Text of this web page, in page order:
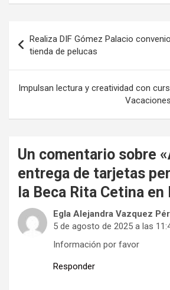
de
entradas
Realiza DIF Gómez Palacio
tienda de pelucas
Impulsan lectura y creatividad con
Un comentario sobre «
entrega de tarjetas
la Beca Rita Cetina en
Egla Alejandra Vazquez
5 de agosto de 2025 a las
Información por favor
Responder